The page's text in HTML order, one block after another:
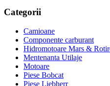
Categorii
Camioane
Componente carburant
Hidromotoare Mars &
Mentenanta Utilaje
Motoare
Piese Bobcat
Piese Liebherr